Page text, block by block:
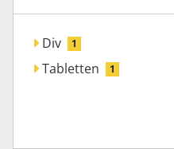
Div 1
Tabletten 1